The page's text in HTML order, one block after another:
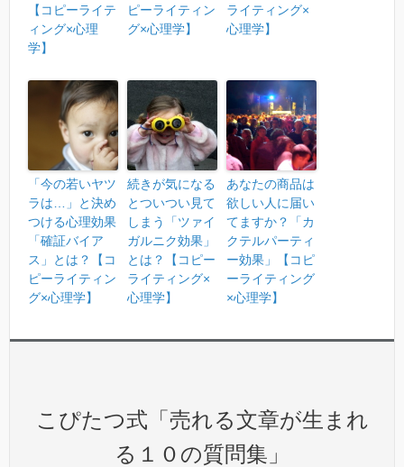
【コピーライテ
ィング×心理
学】
ピーライティン
グ×心理学】
ライティング×
心理学】
「今の若いヤツ
ラは…」と決め
つける心理効果
「確証バイア
ス」とは？【コ
ピーライティン
グ×心理学】
続きが気になる
とついつい見て
しまう「ツァイ
ガルニク効果」
とは？【コピー
ライティング×
心理学】
あなたの商品は
欲しい人に届い
てますか？「カ
クテルパーティ
ー効果」【コピ
ーライティング
×心理学】
こぴたつ式「売れる文章が生まれ
る１０の質問集」